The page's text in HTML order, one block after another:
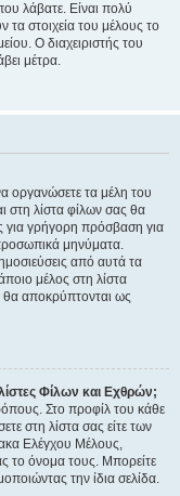
λάβατε. Είναι πολύ
τα στοιχεία του μέλους το
Ο διαχειριστής του
μέτρα.
οργανώσετε τα μέλη του
στη λίστα φίλων σας θα
για γρήγορη πρόσβαση για
προσωπικά μηνύματα.
από αυτά τα
μέλος στη λίστα
θα αποκρύπτονται ως
Φίλων και Εχθρών;
Στο προφίλ του κάθε
στη λίστα σας είτε των
Ελέγχου Μέλους,
το όνομα τους. Μπορείτε
την ίδια σελίδα.